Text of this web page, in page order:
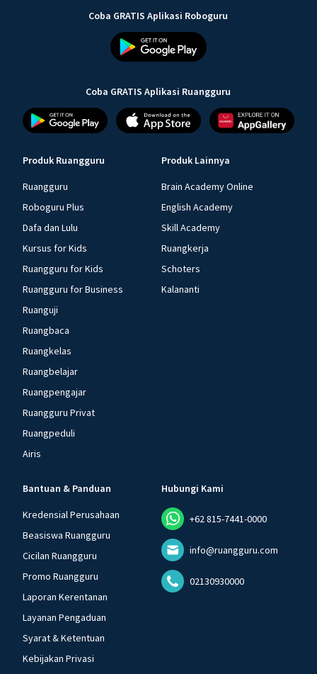
Coba GRATIS Aplikasi Roboguru
Coba GRATIS Aplikasi Ruangguru
Produk Ruangguru
Ruangguru
Roboguru Plus
Dafa dan Lulu
Kursus for Kids
Ruangguru for Kids
Ruangguru for Business
Ruanguji
Ruangbaca
Ruangkelas
Ruangbelajar
Ruangpengajar
Ruangguru Privat
Ruangpeduli
Airis
Produk Lainnya
Brain Academy Online
English Academy
Skill Academy
Ruangkerja
Schoters
Kalananti
Bantuan & Panduan
Kredensial Perusahaan
Beasiswa Ruangguru
Cicilan Ruangguru
Promo Ruangguru
Laporan Kerentanan
Layanan Pengaduan
Syarat & Ketentuan
Kebijakan Privasi
Hubungi Kami
+62 815-7441-0000
info@ruangguru.com
02130930000